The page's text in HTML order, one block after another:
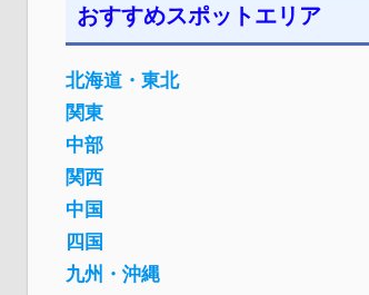
おすすめスポットエリア
北海道・東北
関東
中部
関西
中国
四国
九州・沖縄